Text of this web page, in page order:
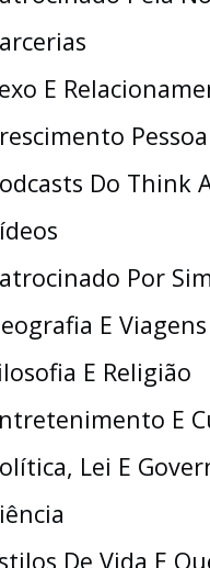
E
Do Think
Por
E Viagens
E Religião
E
Lei E
De Vida E